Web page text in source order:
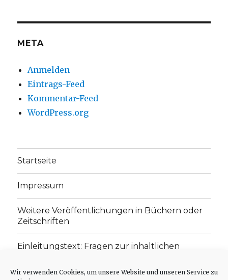
Wir verwenden Cookies, um unsere Website und unseren Service zu
anzeigenanzeigen
META
Anmelden
Eintrags-Feed
Kommentar-Feed
WordPress.org
Startseite
Impressum
Weitere Veröffentlichungen in Büchern oder
Zeitschriften
Einleitungstext: Fragen zur inhaltlichen
„schwachen Glaubens“